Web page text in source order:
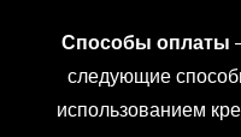
Способы оплаты
следующие
использованием